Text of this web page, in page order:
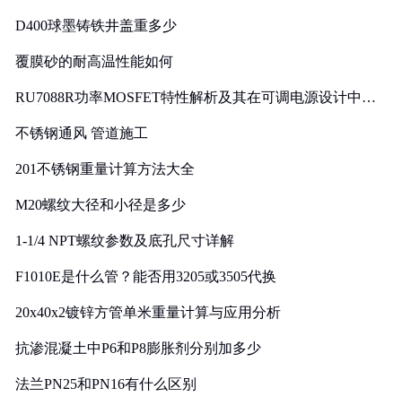
D400球墨铸铁井盖重多少
覆膜砂的耐高温性能如何
RU7088R功率MOSFET特性解析及其在可调电源设计中的
不锈钢通风 管道施工
201不锈钢重量计算方法大全
M20螺纹大径和小径是多少
1-1/4 NPT螺纹参数及底孔尺寸详解
F1010E是什么管？能否用3205或3505代换
20x40x2镀锌方管单米重量计算与应用分析
抗渗混凝土中P6和P8膨胀剂分别加多少
法兰PN25和PN16有什么区别